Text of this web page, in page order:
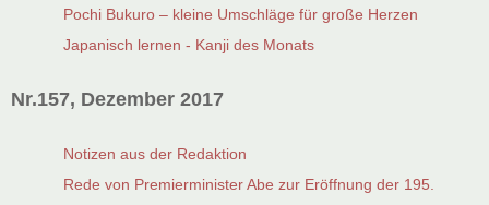
Pochi Bukuro – kleine Umschläge für große Herzen
Japanisch lernen - Kanji des Monats
Nr.157, Dezember 2017
Notizen aus der Redaktion
Rede von Premierminister Abe zur Eröffnung der 195.